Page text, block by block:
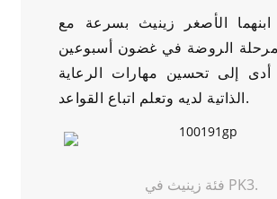
الأصغر زينيث بسرعة مع
مرحلة الروضة في غضون أسبوعين
إلى تحسين مهارات الرعاية
الذاتية لديه وتعلم اتباع القواعد.
فئة زينيث في PK3.